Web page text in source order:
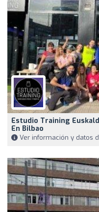
Estudio Training
En Bilbao
Ver información y datos